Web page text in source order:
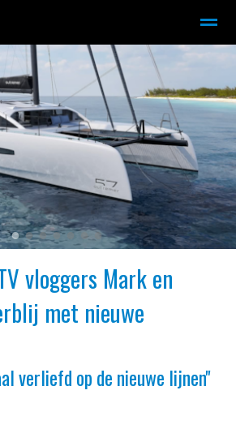
Adverteren Redactie
Bellen Zoeken
●●●●●●●
vloggers Mark en
met nieuwe
verliefd op de nieuwe lijnen''